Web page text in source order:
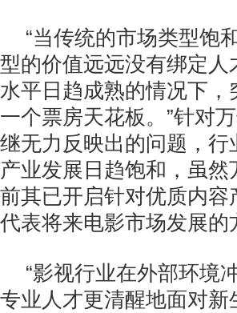
“当传统的市场类型饱
型的价值远远没有绑定
水平日趋成熟的情况下
一个票房天花板。”针对
继无力反映出的问题，
产业发展日趋饱和，虽
前其已开启针对优质内容
代表将来电影市场发展的
“影视行业在外部环境
专业人才更清醒地面对